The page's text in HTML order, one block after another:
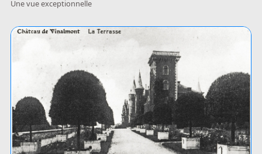
Une vue exceptionnelle